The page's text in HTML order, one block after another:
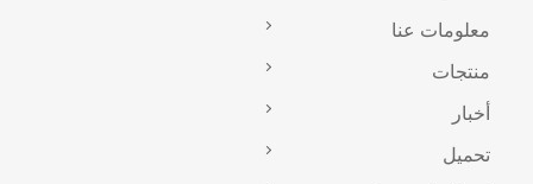
معلومات عنا
منتجات
أخبار
تحميل